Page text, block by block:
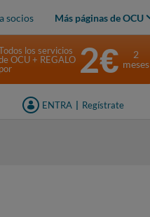
socios Más páginas de OCU
ENTRA Regístrate
los servicios
OCU + REGALO
por
2€
2
meses